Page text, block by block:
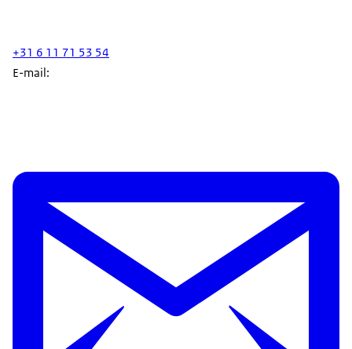
+31 6 11 71 53 54
E-mail: